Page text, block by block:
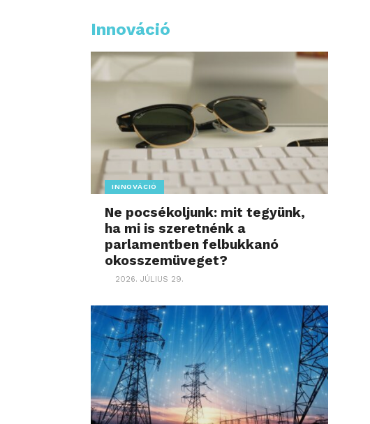
Innováció
INNOVÁCIÓ
Ne pocsékoljunk: mit tegyünk,
ha mi is szeretnénk a
parlamentben felbukkanó
okosszemüveget?
2026. JÚLIUS 29.